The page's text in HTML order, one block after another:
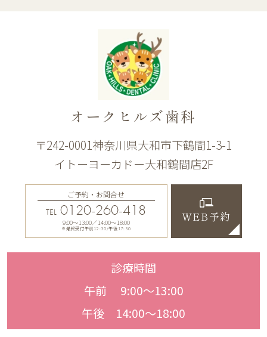
オークヒルズ歯科
〒242-0001神奈川県大和市下鶴間1-3-1
イトーヨーカドー大和鶴間店2F
ご予約・お問合せ
TEL 0120-260-418
9:00〜13:00／14:00〜18:00
※最終受付午前12:30/午後17:30
WEB予約
診療時間
午前 9:00〜13:00
午後 14:00〜18:00